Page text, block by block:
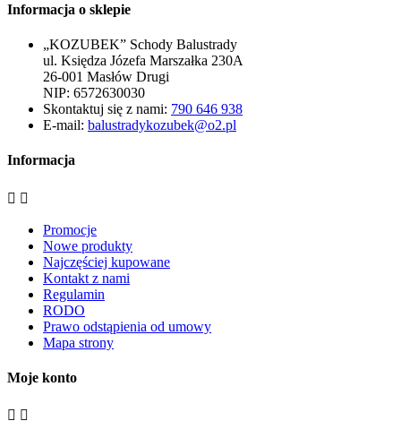
Informacja o sklepie
„KOZUBEK” Schody Balustrady
ul. Księdza Józefa Marszałka 230A
26-001 Masłów Drugi
NIP: 6572630030
Skontaktuj się z nami: 790 646 938
E-mail: balustradykozubek@o2.pl
Informacja
 
Promocje
Nowe produkty
Najczęściej kupowane
Kontakt z nami
Regulamin
RODO
Prawo odstąpienia od umowy
Mapa strony
Moje konto
 